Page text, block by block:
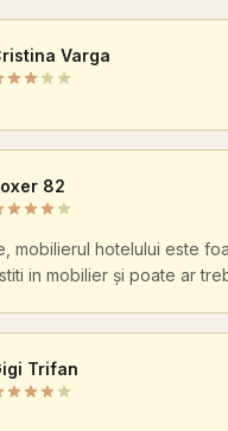
Varga
82
mobilierul hotelului este
in mobilier și poate ar
Trifan